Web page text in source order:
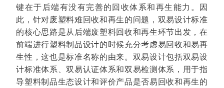
键在于后端有没有完善的回收体系和再生能力。因
此，针对废塑料难回收和再生的问题，双易设计标准
的核心思路是从后端废塑料回收和再生环节出发，在
前端进行塑料制品设计的时候充分考虑易回收和易再
生性，这也是标准名称的由来。双易设计包括双易设
计标准体系、双易认证体系和双易检测体系，用于指
导塑料制品生态设计和评价产品是否易回收和再生的